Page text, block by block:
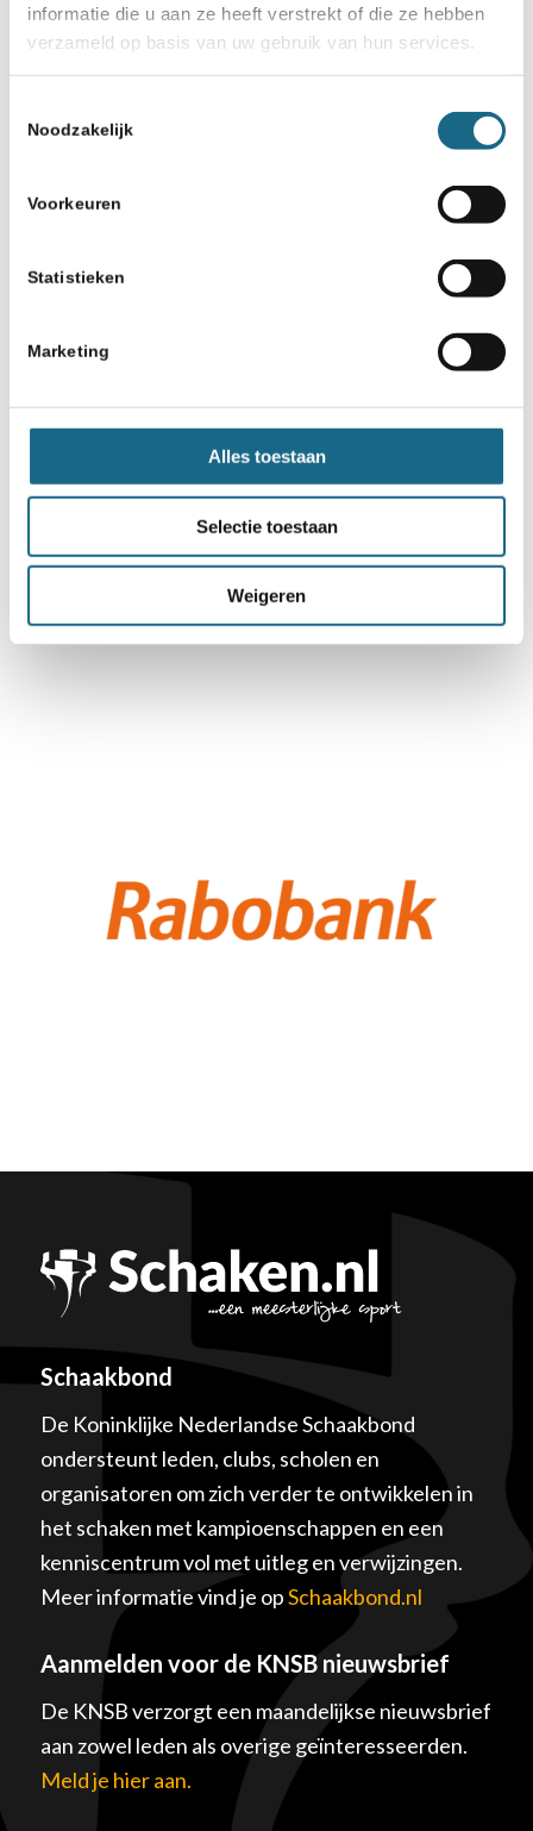
informatie die u aan ze heeft verstrekt of die ze hebben
verzameld op basis van uw gebruik van hun services.
Noodzakelijk
Voorkeuren
Statistieken
Marketing
Alles toestaan
Selectie toestaan
Weigeren
Schaakbond
De Koninklijke Nederlandse Schaakbond
ondersteunt leden, clubs, scholen en
organisatoren om zich verder te ontwikkelen in
het schaken met kampioenschappen en een
kenniscentrum vol met uitleg en verwijzingen.
Meer informatie vind je opSchaakbond.nl
Aanmelden voor de KNSB nieuwsbrief
De KNSB verzorgt een maandelijkse nieuwsbrief
aan zowel leden als overige geïnteresseerden.
Meld je hier aan.